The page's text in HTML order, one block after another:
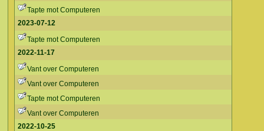
Tapte mot Computeren
2023-07-12
Tapte mot Computeren
2022-11-17
Vant over Computeren
Vant over Computeren
Tapte mot Computeren
Vant over Computeren
2022-10-25